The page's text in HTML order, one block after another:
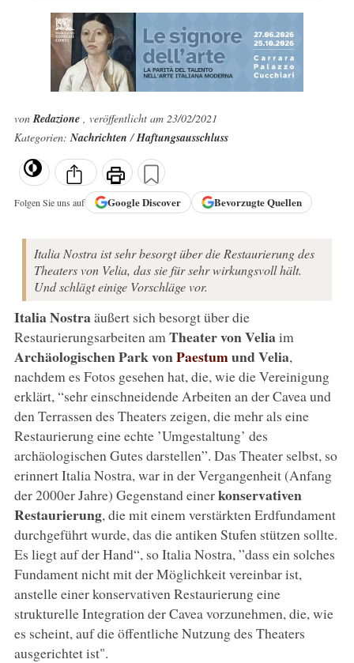
vonRedazione , veröffentlicht am 23/02/2021
Kategorien:Nachrichten/Haftungsausschluss
Folgen Sie uns auf GoogleDiscover Bevorzugte Quellen
Italia Nostra ist sehr besorgt über die Restaurierung des
Theaters von Velia, das sie für sehr wirkungsvoll hält.
Und schlägt einige Vorschläge vor.
Italia Nostraäußert sich besorgt über die
Restaurierungsarbeiten am Theater von Veliaim
Archäologischen Park vonPaestumund Velia,
nachdem es Fotos gesehen hat, die, wie die Vereinigung
erklärt, “sehr einschneidende Arbeiten an der Cavea und
den Terrassen des Theaters zeigen, die mehr als eine
Restaurierung eine echte ’Umgestaltung’ des
archäologischen Gutes darstellen”. Das Theater selbst, so
erinnert Italia Nostra, war in der Vergangenheit (Anfang
der 2000er Jahre) Gegenstand einerkonservativen
Restaurierung, die mit einem verstärkten Erdfundament
durchgeführt wurde, das die antiken Stufen stützen sollte.
Es liegt auf der Hand“, so Italia Nostra, ”dass ein solches
Fundament nicht mit der Möglichkeit vereinbar ist,
anstelle einer konservativen Restaurierung eine
strukturelle Integration der Cavea vorzunehmen, die, wie
es scheint, auf die öffentliche Nutzung des Theaters
ausgerichtet ist".